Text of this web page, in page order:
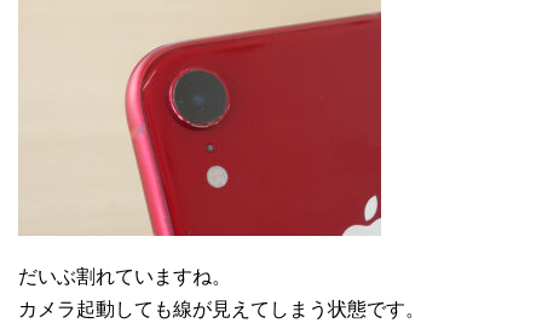
だいぶ割れていますね。
カメラ起動しても線が見えてしまう状態です。